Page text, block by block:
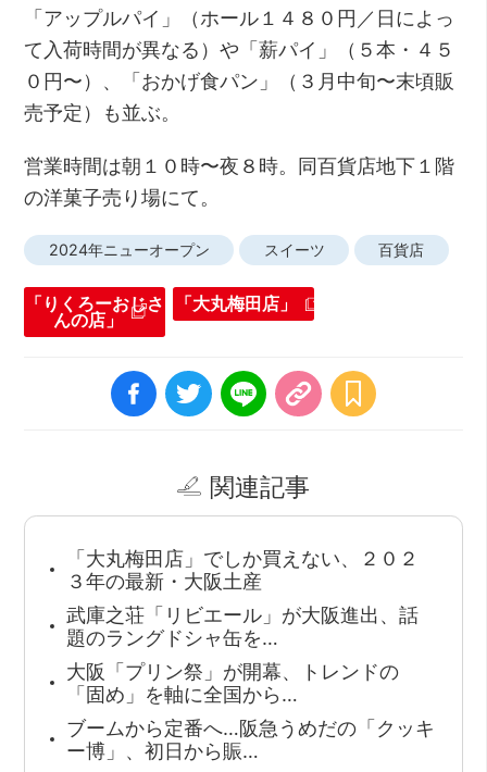
「アップルパイ」（ホール１４８０円／日によっ
て入荷時間が異なる）や「薪パイ」（５本・４５
０円〜）、「おかげ食パン」（３月中旬〜末頃販
売予定）も並ぶ。
営業時間は朝１０時〜夜８時。同百貨店地下１階
の洋菓子売り場にて。
2024年ニューオープン スイーツ 百貨店
「りくろーおじさ
んの店」
「大丸梅田店」
関連記事
「大丸梅田店」でしか買えない、２０２
３年の最新・大阪土産
武庫之荘「リビエール」が大阪進出、話
題のラングドシャ缶を…
大阪「プリン祭」が開幕、トレンドの
「固め」を軸に全国から…
ブームから定番へ…阪急うめだの「クッキ
ー博」、初日から賑…